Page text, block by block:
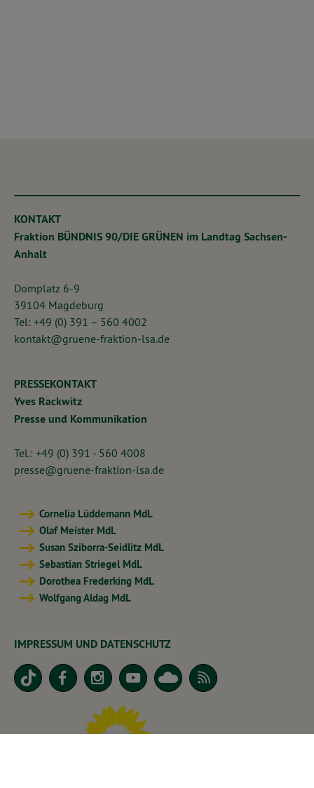
KONTAKT
Fraktion BÜNDNIS 90/DIE GRÜNEN im Landtag Sachsen-
Anhalt
Domplatz 6-9
39104 Magdeburg
Tel: +49 (0) 391 – 560 4002
kontakt@gruene-fraktion-lsa.de
PRESSEKONTAKT
Yves Rackwitz
Presse und Kommunikation
Tel.: +49 (0) 391 - 560 4008
presse@gruene-fraktion-lsa.de
Cornelia Lüddemann MdL
Olaf Meister MdL
Susan Sziborra-Seidlitz MdL
Sebastian Striegel MdL
Dorothea Frederking MdL
Wolfgang Aldag MdL
IMPRESSUM UND DATENSCHUTZ